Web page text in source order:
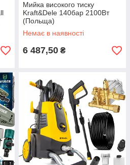
Мийка високого тиску
Kraft&Dele 140бар 2100Вт
(Польща)
Немає в наявності
6 487,50 ₴